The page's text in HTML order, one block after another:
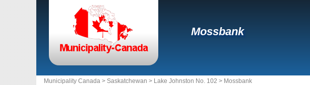
Mossbank
Municipality Canada > Saskatchewan > Lake Johnston No. 102 > Mossbank